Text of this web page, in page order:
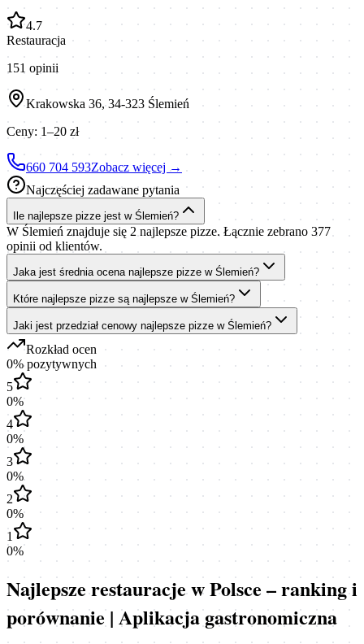
4.7
Restauracja
151 opinii
Krakowska 36, 34-323 Ślemień
Ceny: 1–20 zł
660 704 593Zobacz więcej →
Najczęściej zadawane pytania
Ile najlepsze pizze jest w Ślemień?
W Ślemień znajduje się 2 najlepsze pizze. Łącznie zebrano 377
opinii od klientów.
Jaka jest średnia ocena najlepsze pizze w Ślemień?
Które najlepsze pizze są najlepsze w Ślemień?
Jaki jest przedział cenowy najlepsze pizze w Ślemień?
Rozkład ocen
0% pozytywnych
5
0%
4
0%
3
0%
2
0%
1
0%
Najlepsze restauracje w Polsce – ranking i
porównanie | Aplikacja gastronomiczna